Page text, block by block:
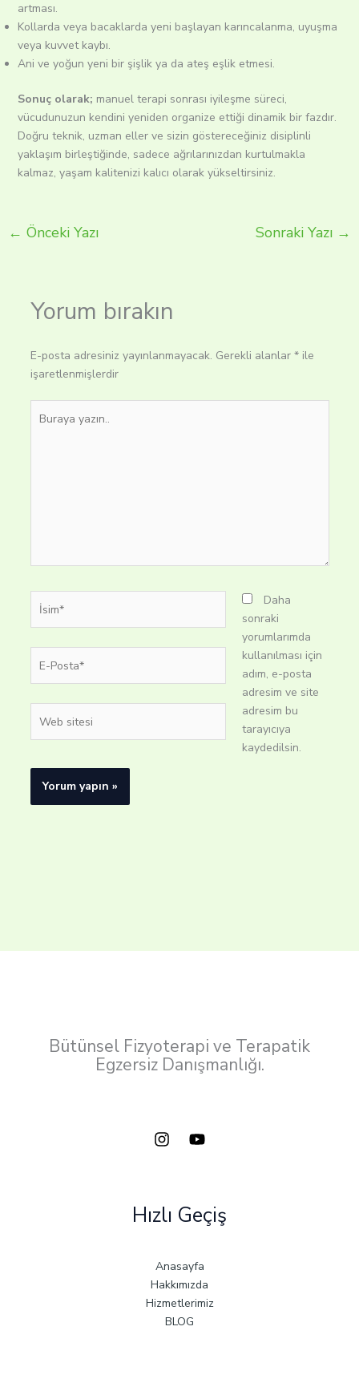
artması.
Kollarda veya bacaklarda yeni başlayan karıncalanma, uyuşma
veya kuvvet kaybı.
Ani ve yoğun yeni bir şişlik ya da ateş eşlik etmesi.
Sonuç olarak; manuel terapi sonrası iyileşme süreci,
vücudunuzun kendini yeniden organize ettiği dinamik bir fazdır.
Doğru teknik, uzman eller ve sizin göstereceğiniz disiplinli
yaklaşım birleştiğinde, sadece ağrılarınızdan kurtulmakla
kalmaz, yaşam kalitenizi kalıcı olarak yükseltirsiniz.
← Önceki Yazı Sonraki Yazı →
Yorum bırakın
E-posta adresiniz yayınlanmayacak. Gerekli alanlar *ile
işaretlenmişlerdir
yazın..
İsim*
Posta*
sitesi
Daha
sonraki
yorumlarımda
kullanılması için
adım, e-posta
adresim ve site
adresim bu
tarayıcıya
kaydedilsin.
Bütünsel Fizyoterapi ve Terapatik
Egzersiz Danışmanlığı.
Hızlı Geçiş
Anasayfa
Hakkımızda
Hizmetlerimiz
BLOG